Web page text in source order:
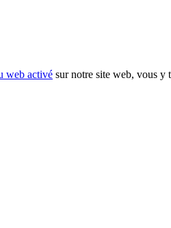
web activé sur notre site web, vous y